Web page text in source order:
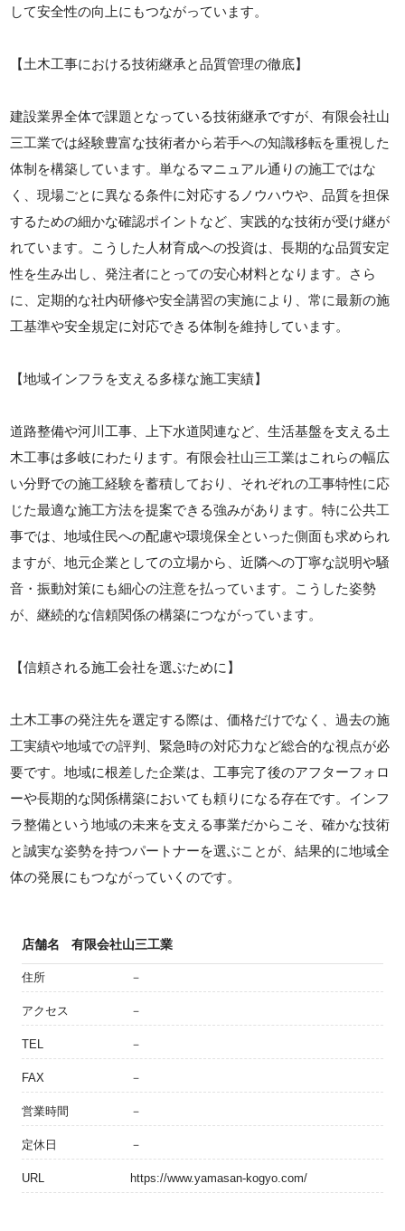
して安全性の向上にもつながっています。
【土木工事における技術継承と品質管理の徹底】
建設業界全体で課題となっている技術継承ですが、有限会社山
三工業では経験豊富な技術者から若手への知識移転を重視した
体制を構築しています。単なるマニュアル通りの施工ではな
く、現場ごとに異なる条件に対応するノウハウや、品質を担保
するための細かな確認ポイントなど、実践的な技術が受け継が
れています。こうした人材育成への投資は、長期的な品質安定
性を生み出し、発注者にとっての安心材料となります。さら
に、定期的な社内研修や安全講習の実施により、常に最新の施
工基準や安全規定に対応できる体制を維持しています。
【地域インフラを支える多様な施工実績】
道路整備や河川工事、上下水道関連など、生活基盤を支える土
木工事は多岐にわたります。有限会社山三工業はこれらの幅広
い分野での施工経験を蓄積しており、それぞれの工事特性に応
じた最適な施工方法を提案できる強みがあります。特に公共工
事では、地域住民への配慮や環境保全といった側面も求められ
ますが、地元企業としての立場から、近隣への丁寧な説明や騒
音・振動対策にも細心の注意を払っています。こうした姿勢
が、継続的な信頼関係の構築につながっています。
【信頼される施工会社を選ぶために】
土木工事の発注先を選定する際は、価格だけでなく、過去の施
工実績や地域での評判、緊急時の対応力など総合的な視点が必
要です。地域に根差した企業は、工事完了後のアフターフォロ
ーや長期的な関係構築においても頼りになる存在です。インフ
ラ整備という地域の未来を支える事業だからこそ、確かな技術
と誠実な姿勢を持つパートナーを選ぶことが、結果的に地域全
体の発展にもつながっていくのです。
店舗名 有限会社山三工業
住所 －
アクセス －
TEL －
FAX －
営業時間 －
定休日 －
URL https://www.yamasan-kogyo.com/